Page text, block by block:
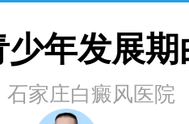
少年发展
石家庄白癜风医院